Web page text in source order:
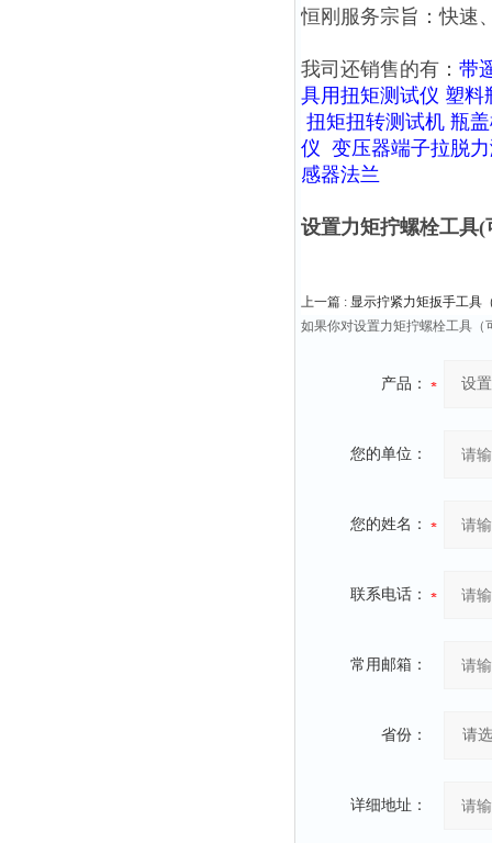
恒刚服务宗旨：快速
我司还销售的有： 带
具用扭矩测试仪 塑料
扭矩扭转测试机 瓶
仪 变压器端子拉脱
感器法兰
设置力矩拧螺栓工具
上一篇 : 显示拧紧力矩扳手工具
如果你对设置力矩拧螺栓工具（
产品：
您的单位：
您的姓名：
联系电话：
常用邮箱：
省份：
详细地址：